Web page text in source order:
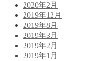
2020年2月
2019年12月
2019年8月
2019年3月
2019年2月
2019年1月